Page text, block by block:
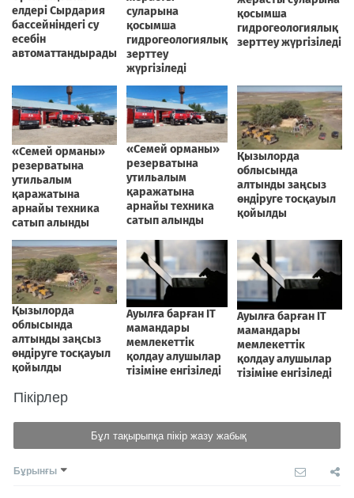
Пікірлер
Бұл тақырыпқа пікір жазу жабық
Бұрынғы